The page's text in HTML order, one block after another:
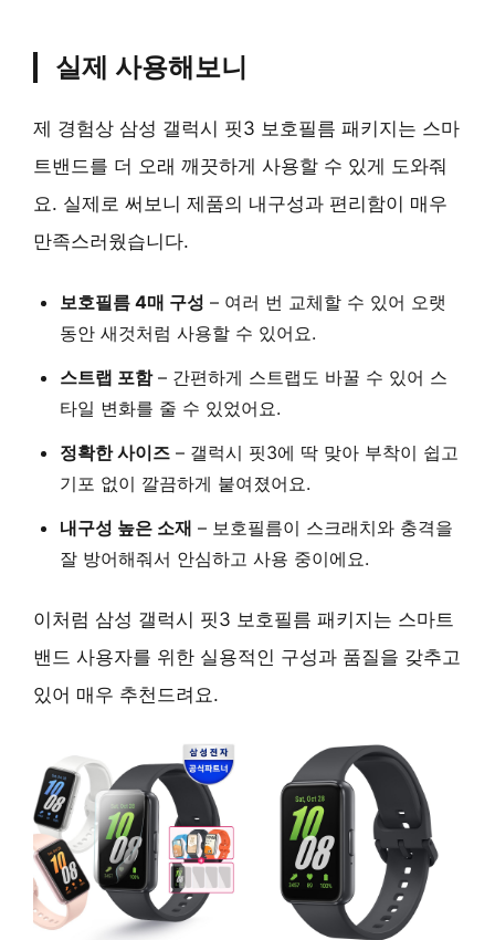
실제 사용해보니
제 경험상 삼성 갤럭시 핏3 보호필름 패키지는 스마
트밴드를 더 오래 깨끗하게 사용할 수 있게 도와줘
요. 실제로 써보니 제품의 내구성과 편리함이 매우
만족스러웠습니다.
보호필름 4매 구성 – 여러 번 교체할 수 있어 오랫
동안 새것처럼 사용할 수 있어요.
스트랩 포함– 간편하게 스트랩도 바꿀 수 있어 스
타일 변화를 줄 수 있었어요.
정확한 사이즈 – 갤럭시 핏3에 딱 맞아 부착이 쉽고
기포 없이 깔끔하게 붙여졌어요.
내구성 높은 소재 – 보호필름이 스크래치와 충격을
잘 방어해줘서 안심하고 사용 중이에요.
이처럼 삼성 갤럭시 핏3 보호필름 패키지는 스마트
밴드 사용자를 위한 실용적인 구성과 품질을 갖추고
있어 매우 추천드려요.